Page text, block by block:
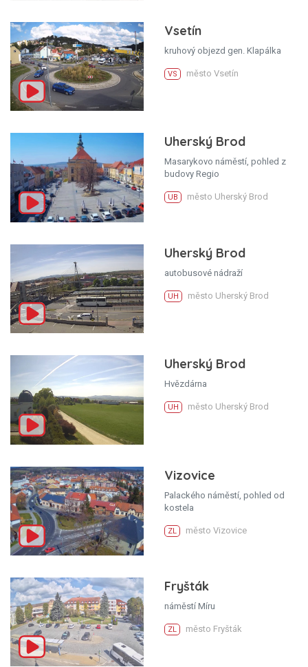
Vsetín
kruhový objezd gen. Klapálka
VS město Vsetín
Uherský Brod
Masarykovo náměstí, pohled z
budovy Regio
UB město Uherský Brod
Uherský Brod
autobusové nádraží
UH město Uherský Brod
Uherský Brod
Hvězdárna
UH město Uherský Brod
Vizovice
Palackého náměstí, pohled od
kostela
ZL město Vizovice
Fryšták
náměstí Míru
ZL město Fryšták